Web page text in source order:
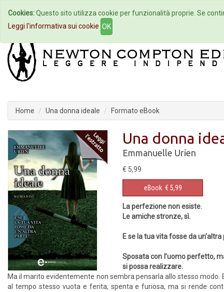
Home Autori Eventi
Home Una donna ideale Formato eBook
Una donna
Emmanuelle Urien
€ 5,99
eBook € 5,99
La perfezione non esiste.
Le amiche stronze, sì.
E se la tua vita fosse da un'altra
Sposata con l’uomo perfetto,
si possa realizzare.
Ma il marito evidentemente non sembra pensarla allo stesso modo.
al tempo stesso vuota e ferita, spenta e furiosa, ma si rende
Cookies:Questo sito utilizza cookie per funzionalità proprie. Se
Leggi l'informativa sui cookie OK